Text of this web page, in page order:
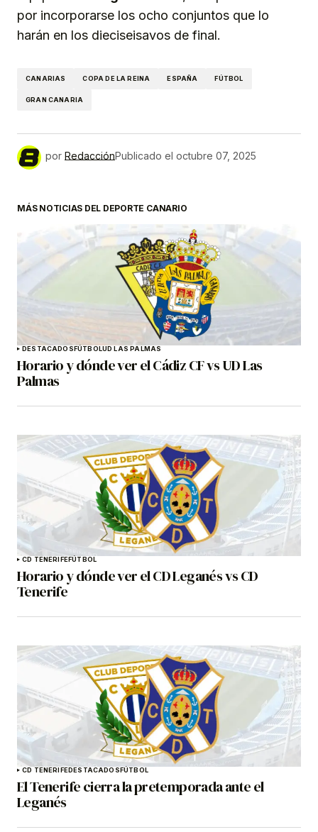
por incorporarse los ocho conjuntos que lo
harán en los dieciseisavos de final.
CANARIAS COPA DE LA REINA ESPAÑA FÚTBOL
GRAN CANARIA
por RedacciónPublicado el octubre 07, 2025
MÁS NOTICIAS DEL DEPORTE CANARIO
DESTACADOSFÚTBOLUD LAS PALMAS
Horario y dónde ver el Cádiz CF vs UD Las
Palmas
CD TENERIFEFÚTBOL
Horario y dónde ver el CD Leganés vs CD
Tenerife
CD TENERIFEDESTACADOSFÚTBOL
El Tenerife cierra la pretemporada ante el
Leganés